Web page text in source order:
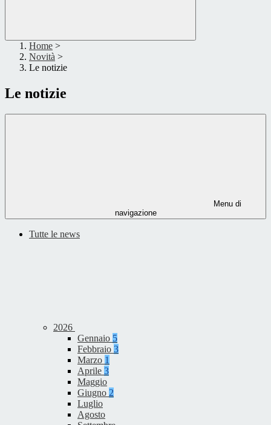
Home >
Novità >
Le notizie
Le notizie
Menu di
navigazione
Tutte le news
2026
Gennaio 5
Febbraio 3
Marzo 1
Aprile 3
Maggio
Giugno 2
Luglio
Agosto